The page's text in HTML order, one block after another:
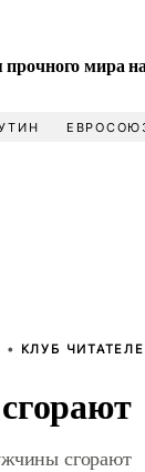
мира
• КЛУБ
сгорают